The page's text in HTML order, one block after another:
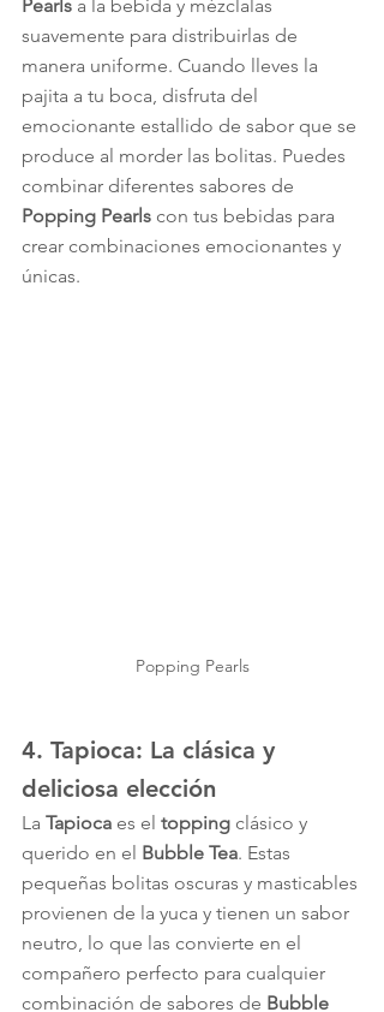
Pearls a la bebida y mézclalas
suavemente para distribuirlas de
manera uniforme. Cuando lleves la
pajita a tu boca, disfruta del
emocionante estallido de sabor que se
produce al morder las bolitas. Puedes
combinar diferentes sabores de
Popping Pearls con tus bebidas para
crear combinaciones emocionantes y
únicas.
Popping Pearls
4. Tapioca: La clásica y
deliciosa elección
La Tapioca es el topping clásico y
querido en el Bubble Tea. Estas
pequeñas bolitas oscuras y masticables
provienen de la yuca y tienen un sabor
neutro, lo que las convierte en el
compañero perfecto para cualquier
combinación de sabores de Bubble